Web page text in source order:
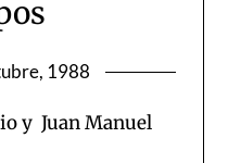
1988
y Juan Manuel